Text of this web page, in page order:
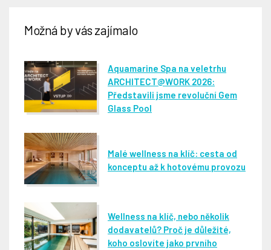
Možná by vás zajímalo
Aquamarine Spa na veletrhu
ARCHITECT@WORK 2026:
Představili jsme revoluční Gem
Glass Pool
Malé wellness na klíč: cesta od
konceptu až k hotovému provozu
Wellness na klíč, nebo několik
dodavatelů? Proč je důležité,
koho oslovíte jako prvního